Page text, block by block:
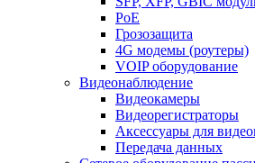
PoE
Грозозащита
4G модемы (роутеры)
VOIP оборудование
Видеонаблюдение
Видеокамеры
Видеорегистраторы
Аксессуары для
Передача данных